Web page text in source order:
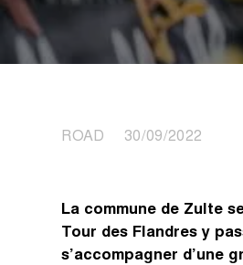
ROAD 30/09/2022
La commune de Zulte
Tour des Flandres y
s’accompagner d’une